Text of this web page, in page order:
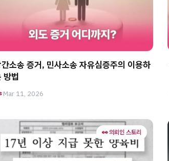
소송 증거, 민사소송 자유심증주의 이용하
방법
Mar 11, 2026
👀 의뢰인 스토리